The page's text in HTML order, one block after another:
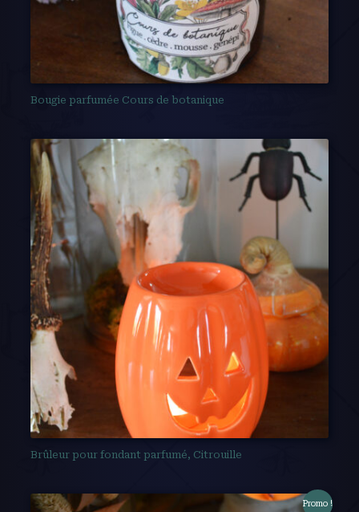
Bougie parfumée Cours de botanique
Brûleur pour fondant parfumé, Citrouille
Promo !